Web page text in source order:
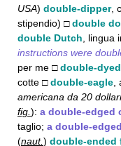
USA) double-dipper,
stipendio) □double
double Dutch ,
instructions were
per me □double-dyed
cotte □double-eagle
americana da 20 dollari
fig. ): a double-edged
taglio; a double-
(naut.) double-ended